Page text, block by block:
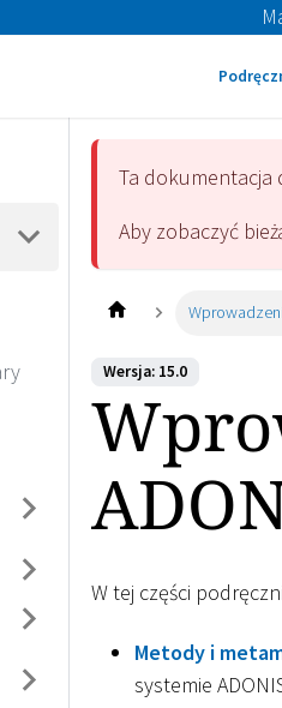
Ta dokumentacja
Aby zobaczyć
Wersja: 15.0
W tej części
Metody i
systemie